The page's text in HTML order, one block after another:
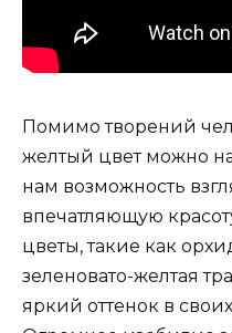
Помимо творений
желтый цвет можно
нам возможность
впечатляющую
цветы, такие как
зеленовато-желтая
яркий оттенок в